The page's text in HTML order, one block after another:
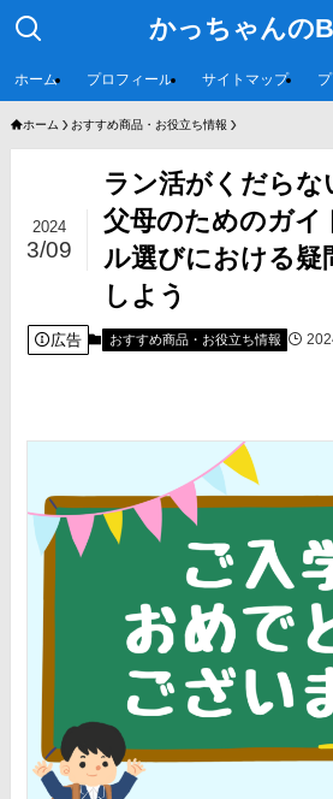
かっちゃんの
ホーム プロフィール サイトマップ
ホーム おすすめ商品・お役立ち情報
ラン活がくだらな
父母のためのガイ
ル選びにおける疑
しよう
2024
3/09
広告 おすすめ商品・お役立ち情報